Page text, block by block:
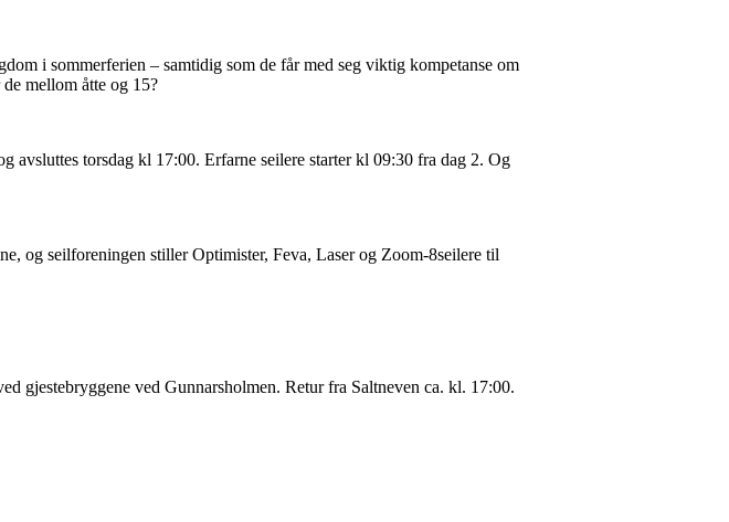
i sommerferien – samtidig som de får med seg viktig kompetanse om
mellom åtte og 15?
avsluttes torsdag kl 17:00. Erfarne seilere starter kl 09:30 fra dag 2. Og
og seilforeningen stiller Optimister, Feva, Laser og Zoom-8seilere til
gjestebryggene ved Gunnarsholmen. Retur fra Saltneven ca. kl. 17:00.